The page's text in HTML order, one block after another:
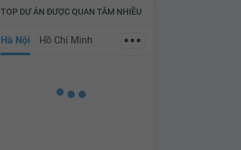
TOP DỰ ÁN ĐƯỢC QUAN TÂM NHIỀU
Hà Nội Hồ Chí Minh